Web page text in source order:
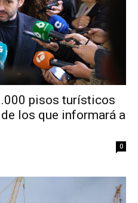
pisos turísticos
los que informará a
0